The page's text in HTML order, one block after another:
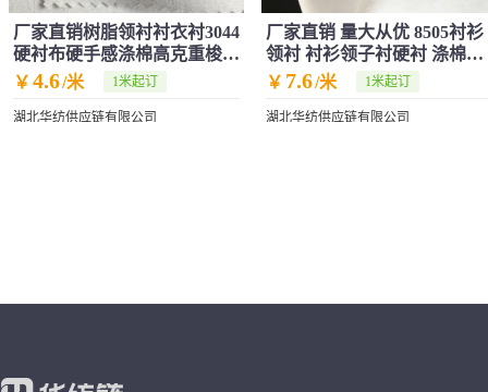
厂家直销树脂领衬衬衣衬3044
硬衬布硬手感涤棉高克重梭织
衬热卖中
￥ 4.6/米 1米起订
湖北华纺供应链有限公司
厂家直销 量大从优 8505衬衫
领衬 衬衫领子衬硬衬 涤棉有
纺粘合衬
￥ 7.6/米 1米起订
湖北华纺供应链有限公司